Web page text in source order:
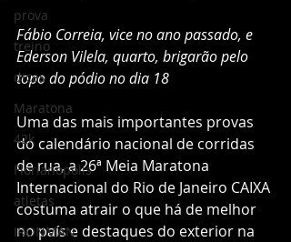
prova
treino
dicas
Maratona
42k
Florianopolis
atletas
IRONMAN
Fábio Correia, vice no ano passado, e
Ederson Vilela, quarto, brigarão pelo
topo do pódio no dia 18
Uma das mais importantes provas
do calendário nacional de corridas
de rua, a 26ª Meia Maratona
Internacional do Rio de Janeiro CAIXA
costuma atrair o que há de melhor
no país e destaques do exterior na